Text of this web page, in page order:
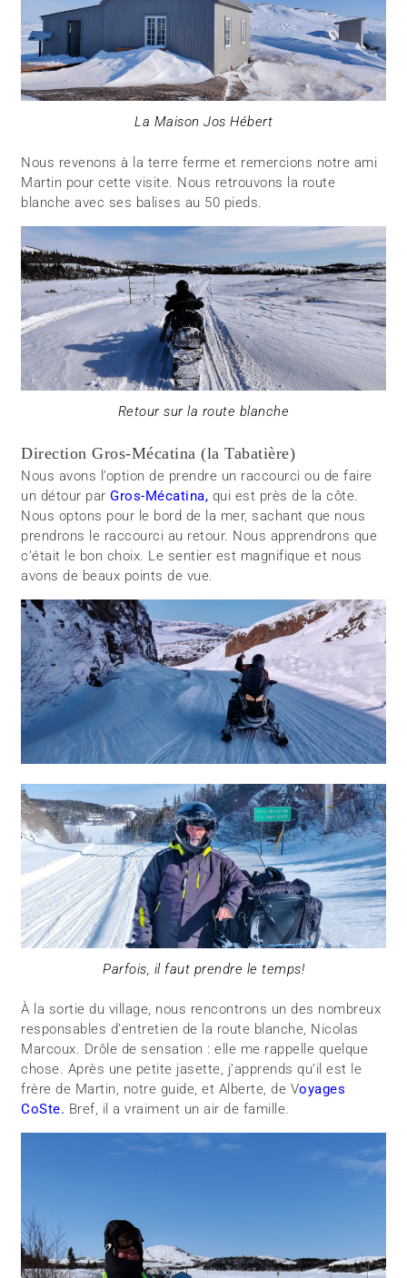
La Maison Jos Hébert
Nous revenons à la terre ferme et remercions notre ami
Martin pour cette visite. Nous retrouvons la route
blanche avec ses balises au 50 pieds.
Retour sur la route blanche
Direction Gros-Mécatina (la Tabatière)
Nous avons l’option de prendre un raccourci ou de faire
un détour parGros-Mécatina, qui est près de la côte.
Nous optons pour le bord de la mer, sachant que nous
prendrons le raccourci au retour. Nous apprendrons que
c’était le bon choix. Le sentier est magnifique et nous
avons de beaux points de vue.
Parfois, il faut prendre le temps!
À la sortie du village, nous rencontrons un des nombreux
responsables d’entretien de la route blanche, Nicolas
Marcoux. Drôle de sensation : elle me rappelle quelque
chose. Après une petite jasette, j’apprends qu’il est le
frère de Martin, notre guide, et Alberte, de Voyages
CoSte. Bref, il a vraiment un air de famille.